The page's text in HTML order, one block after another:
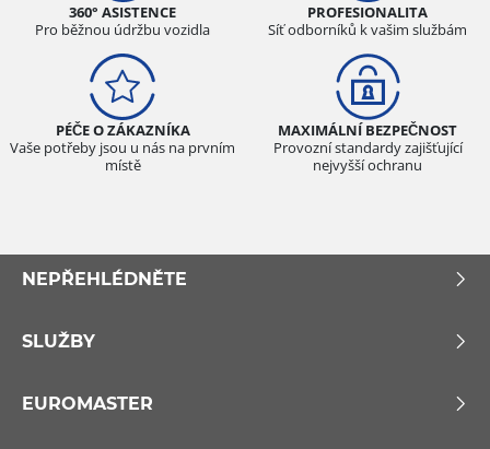
360° ASISTENCE
Pro běžnou údržbu vozidla
PROFESIONALITA
Síť odborníků k vašim službám
PÉČE O ZÁKAZNÍKA
Vaše potřeby jsou u nás na prvním
místě
MAXIMÁLNÍ BEZPEČNOST
Provozní standardy zajišťující
nejvyšší ochranu
NEPŘEHLÉDNĚTE
SLUŽBY
EUROMASTER